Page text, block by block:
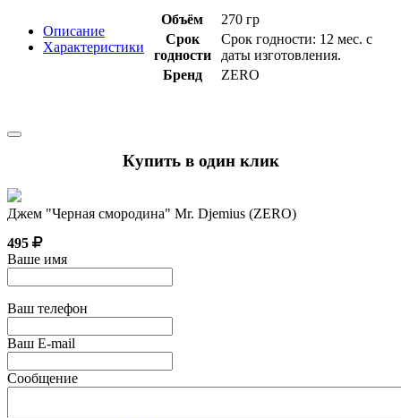
Описание
Характеристики
Объём
270 гр
Срок
годности
Срок годности: 12 мес. с
даты изготовления.
Бренд
ZERO
Купить в один клик
Джем "Черная смородина" Mr. Djemius (ZERO)
495
Ваше имя
Ваш телефон
Ваш E-mail
Сообщение